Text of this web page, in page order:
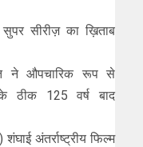
सीरीज़ का ख़िताब
ने औपचारिक रूप से
ठीक 125 वर्ष बाद
अंतर्राष्ट्रीय फिल्म